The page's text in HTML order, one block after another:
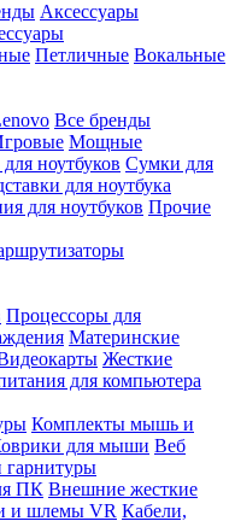
Аксессуары
Петличные Вокальные
Все бренды
Мощные
ноутбуков Сумки для
для ноутбука
для ноутбуков Прочие
Процессоры для
Материнские
Жесткие
для компьютера
Комплекты мышь и
для мыши Веб
ПК Внешние жесткие
и шлемы VR Кабели,